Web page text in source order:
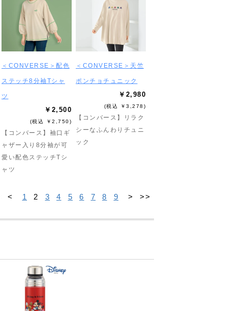
＜CONVERSE＞配色
ステッチ8分袖Tシャ
ツ
￥2,500
(税込 ￥2,750)
【コンバース】袖口ギ
ャザー入り8分袖が可
愛い配色ステッチTシ
ャツ
＜CONVERSE＞天竺
ポンチョチュニック
￥2,980
(税込 ￥3,278)
【コンバース】リラク
シーなふんわりチュニ
ック
< 1 2 3 4 5 6 7 8 9 > >>